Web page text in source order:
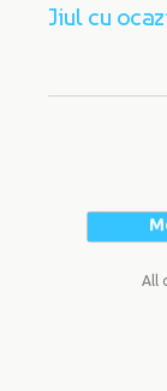
Jiul cu
All